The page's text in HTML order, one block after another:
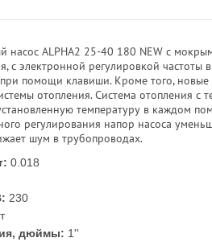
насос ALPHA2 25-40 180 NEW с
с электронной регулировкой частоты
при помощи клавиши. Кроме того,
отопления. Система отопления с
температуру в каждом
регулирования напор насоса
шум в трубопроводах.
0.018
230
дюймы: 1''